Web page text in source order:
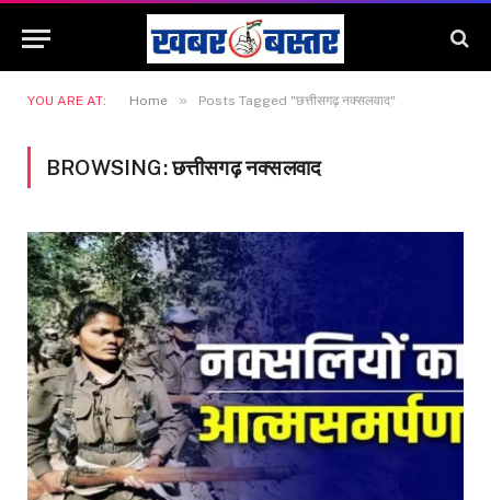
YOU ARE AT: Home » Posts Tagged "छत्तीसगढ़ नक्सलवाद"
BROWSING:छत्तीसगढ़ नक्सलवाद